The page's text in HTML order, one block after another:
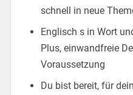
schnell in neue
Englisch s in Wort
Plus, einwandfreie
Voraussetzung
Du bist bereit, für